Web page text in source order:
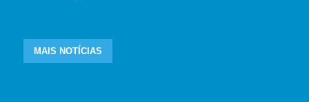
MAIS NOTÍCIAS